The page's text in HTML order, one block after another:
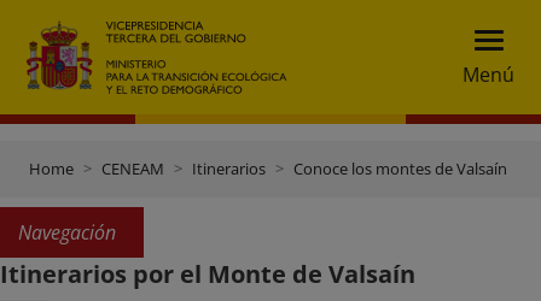
Menú
Home CENEAM Itinerarios Conoce los montes de Valsaín
Navegación
Itinerarios por el Monte de Valsaín